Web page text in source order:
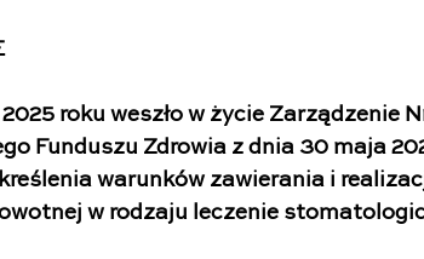
2025 roku weszło w życie Zarządzenie
Funduszu Zdrowia z dnia 30 maja
warunków zawierania i
w rodzaju leczenie